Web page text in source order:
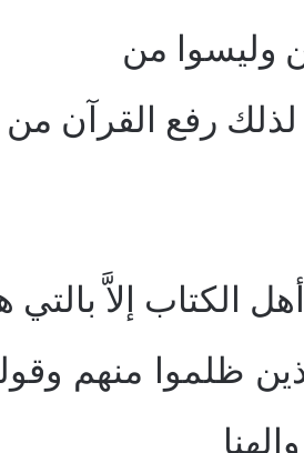
وليسوا من
لذلك رفع القرآن
أهل الكتاب إلاَّ
ظلموا منهم